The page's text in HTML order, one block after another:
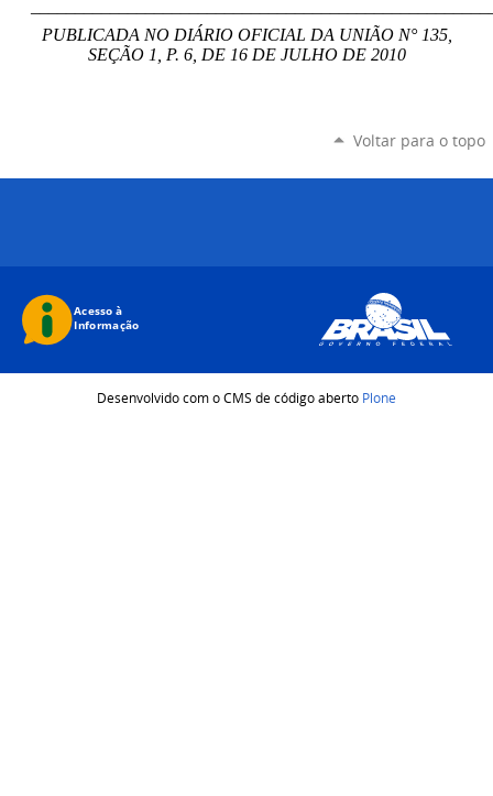
PUBLICADA NO DIÁRIO OFICIAL DA UNIÃO N° 135,
SEÇÃO 1, P. 6, DE 16 DE JULHO DE 2010
Voltar para o topo
Desenvolvido com o CMS de código aberto Plone